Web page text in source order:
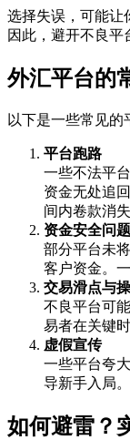
选择失误，可能让
因此，避开不良平
外汇平台的
以下是一些常见的
平台跑路
一些不法平
资金无处追
间内卷款消失
资金安全问题
部分平台未
客户资金。
交易滑点与
不良平台可
易者在关键时
虚假宣传
一些平台夸
导新手入局。
如何避雷？